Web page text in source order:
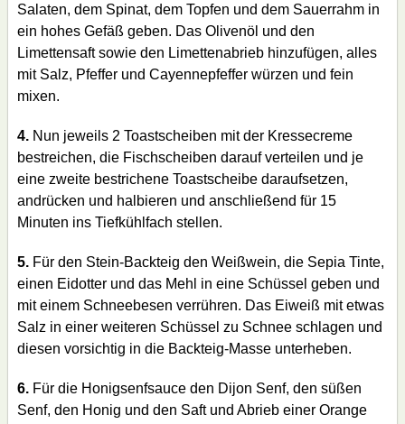
Salaten, dem Spinat, dem Topfen und dem Sauerrahm in
ein hohes Gefäß geben. Das Olivenöl und den
Limettensaft sowie den Limettenabrieb hinzufügen, alles
mit Salz, Pfeffer und Cayennepfeffer würzen und fein
mixen.
4. Nun jeweils 2 Toastscheiben mit der Kressecreme
bestreichen, die Fischscheiben darauf verteilen und je
eine zweite bestrichene Toastscheibe daraufsetzen,
andrücken und halbieren und anschließend für 15
Minuten ins Tiefkühlfach stellen.
5. Für den Stein-Backteig den Weißwein, die Sepia Tinte,
einen Eidotter und das Mehl in eine Schüssel geben und
mit einem Schneebesen verrühren. Das Eiweiß mit etwas
Salz in einer weiteren Schüssel zu Schnee schlagen und
diesen vorsichtig in die Backteig-Masse unterheben.
6. Für die Honigsenfsauce den Dijon Senf, den süßen
Senf, den Honig und den Saft und Abrieb einer Orange